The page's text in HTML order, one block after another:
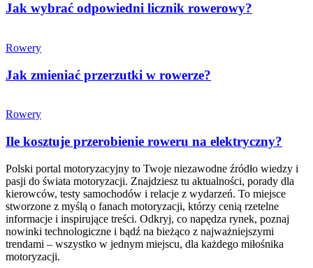
Jak wybrać odpowiedni licznik rowerowy?
Rowery
Jak zmieniać przerzutki w rowerze?
Rowery
Ile kosztuje przerobienie roweru na elektryczny?
Polski portal motoryzacyjny to Twoje niezawodne źródło wiedzy i
pasji do świata motoryzacji. Znajdziesz tu aktualności, porady dla
kierowców, testy samochodów i relacje z wydarzeń. To miejsce
stworzone z myślą o fanach motoryzacji, którzy cenią rzetelne
informacje i inspirujące treści. Odkryj, co napędza rynek, poznaj
nowinki technologiczne i bądź na bieżąco z najważniejszymi
trendami – wszystko w jednym miejscu, dla każdego miłośnika
motoryzacji.